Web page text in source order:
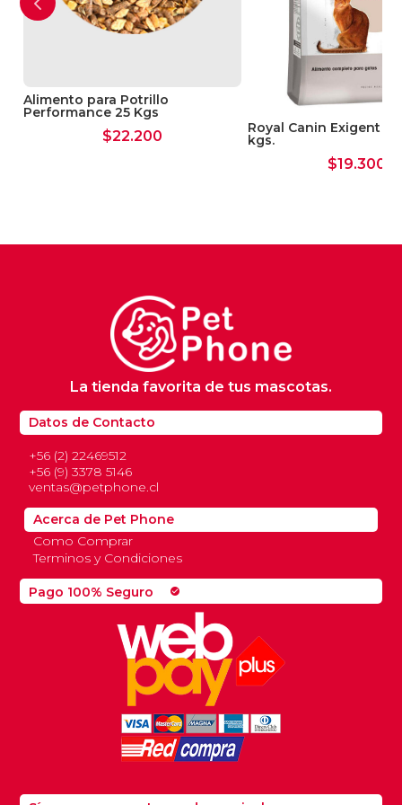
congelado (-18°C)
Alimento para Potrillo
Performance 25 Kgs
$22.200 Royal Canin Exigent
kgs.
$19.300
Pago 100% Seguro check_circle
Datos de Contacto
+56 (2) 22469512
+56 (9) 3378 5146
ventas@petphone.cl
La tienda favorita de tus mascotas.
Acerca de Pet Phone
Como Comprar
Terminos y Condiciones